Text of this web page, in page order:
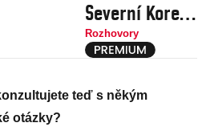
Severní Koreji
jiný než u nás,
děti vychovává
strana, říká
Rozhovory
teď s někým
otázky?